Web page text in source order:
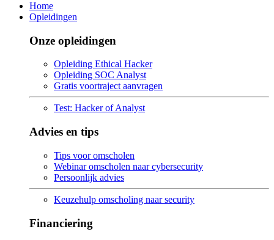
Home
Opleidingen
Onze opleidingen
Opleiding Ethical Hacker
Opleiding SOC Analyst
Gratis voortraject aanvragen
Test: Hacker of Analyst
Advies en tips
Tips voor omscholen
Webinar omscholen naar cybersecurity
Persoonlijk advies
Keuzehulp omscholing naar security
Financiering